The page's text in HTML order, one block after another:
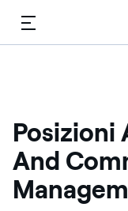
Menù
Posizioni
And